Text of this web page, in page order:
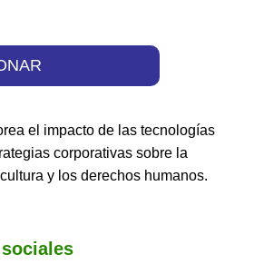
el impacto de las tecnologías
corporativas sobre la
y los derechos humanos.